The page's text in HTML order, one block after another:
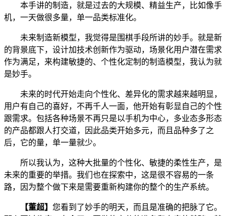
本手讲的制造，就是过去的大规模、精益生产，比如像手
机，一天做很多量，单一品类标准化。
未来制造新模型，我觉得是围棋手段所讲的妙手。就是新
的背景底下，设计加技术创新作为驱动，场景化用户潜在需求
作为满足，来构建敏捷的、个性化定制的制造模型，我认为就
是妙手。
未来的时代开始走向个性化、差异化的需求越来越明显，
用户有自己的喜好，不再千人一面，他开始有彰显自己的个性
跟需求。包括各种场景不再只是以手机为中心，多业态多形态
的产品都跟人打交道，因此品类开始多元，而且品种多了之
后，它的量，单一量就少。
所以我认为，这种大批量的个性化、敏捷的柔性生产，是
未来的重要的举措。我们也在探索中，这是很不容易的一条
路，因为整个做下来是需要重新构建你的整个的生产系统。
【董超】 您看到了妙手的明天，而且是准确的把脉了它。